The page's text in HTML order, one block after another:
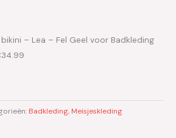
– Lea – Fel Geel voor Badkleding
Badkleding, Meisjeskleding